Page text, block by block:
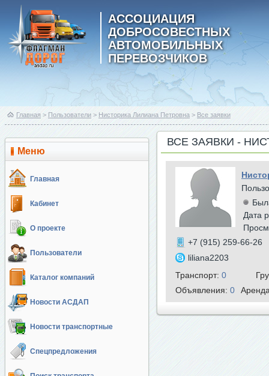
АССОЦИАЦИЯ
ДОБРОСОВЕСТНЫХ
АВТОМОБИЛЬНЫХ
ПЕРЕВОЗЧИКОВ
Главная > Пользователи > Нисторика Лилиана Петровна > Все заявки
Меню
Главная
Кабинет
О проекте
Пользователи
Каталог компаний
Новости АСДАП
Новости транспортные
Спецпредложения
ВСЕ ЗАЯВКИ -
Дата
+7 (915) 259-66-26
liliana2203
Транспорт: 0
Объявления: 0